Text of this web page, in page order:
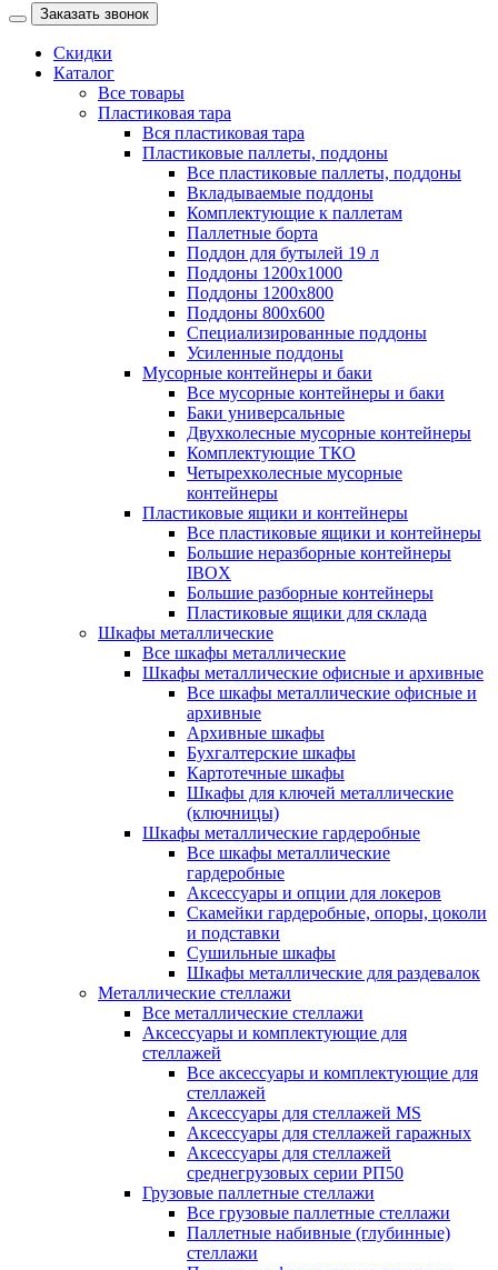
Заказать звонок
Скидки
Каталог
Все товары
Пластиковая тара
Вся пластиковая тара
Пластиковые паллеты, поддоны
Все пластиковые паллеты, поддоны
Вкладываемые поддоны
Комплектующие к паллетам
Паллетные борта
Поддон для бутылей 19 л
Поддоны 1200х1000
Поддоны 1200х800
Поддоны 800х600
Специализированные поддоны
Усиленные поддоны
Мусорные контейнеры и баки
Все мусорные контейнеры и баки
Баки универсальные
Двухколесные мусорные контейнеры
Комплектующие ТКО
Четырехколесные мусорные
контейнеры
Пластиковые ящики и контейнеры
Все пластиковые ящики и контейнеры
Большие неразборные контейнеры
IBOX
Большие разборные контейнеры
Пластиковые ящики для склада
Шкафы металлические
Все шкафы металлические
Шкафы металлические офисные и архивные
Все шкафы металлические офисные и
архивные
Архивные шкафы
Бухгалтерские шкафы
Картотечные шкафы
Шкафы для ключей металлические
(ключницы)
Шкафы металлические гардеробные
Все шкафы металлические
гардеробные
Аксессуары и опции для локеров
Скамейки гардеробные, опоры, цоколи
и подставки
Сушильные шкафы
Шкафы металлические для раздевалок
Металлические стеллажи
Все металлические стеллажи
Аксессуары и комплектующие для
стеллажей
Все аксессуары и комплектующие для
стеллажей
Аксессуары для стеллажей MS
Аксессуары для стеллажей гаражных
Аксессуары для стеллажей
среднегрузовых серии РП50
Грузовые паллетные стеллажи
Все грузовые паллетные стеллажи
Паллетные набивные (глубинные)
стеллажи